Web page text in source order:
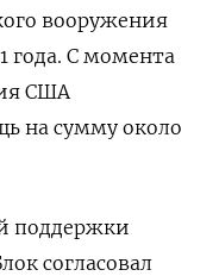
вооружения
года. С момента
США
на сумму около
поддержки
согласовал